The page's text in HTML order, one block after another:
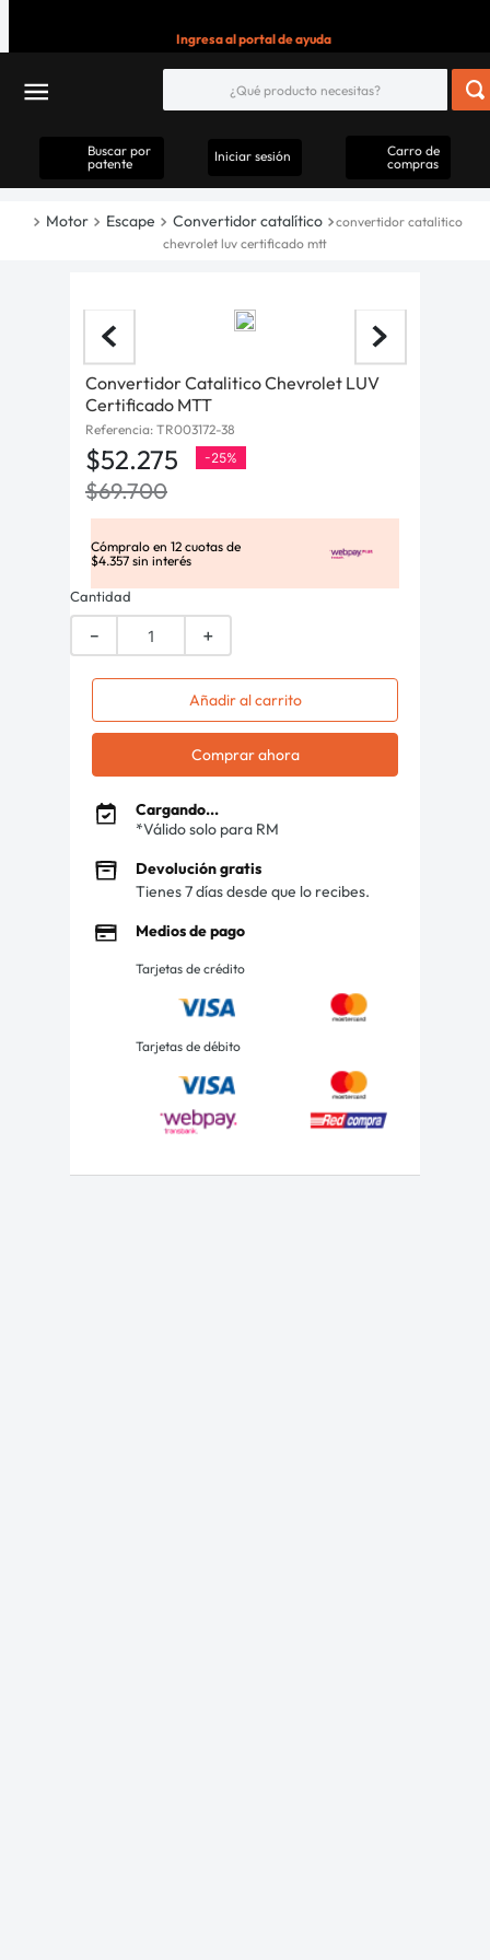
Ingresa al portal de ayuda
Buscar por
patente
Iniciar sesión
Carro de
compras
Motor Escape Convertidor catalítico
convertidor catalitico
chevrolet luv certificado mtt
Convertidor Catalitico Chevrolet LUV
Certificado MTT
Referencia: TR003172-38
$52.275 -25%
$69.700
Cómpralo en 12 cuotas de
$4.357 sin interés
Cantidad
＋
－
Añadir al carrito
Comprar ahora
Cargando...
*Válido solo para RM
Devolución gratis
Tienes 7 días desde que lo recibes.
Medios de pago
Tarjetas de crédito
Tarjetas de débito